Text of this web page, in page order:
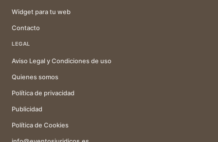
Widget para tu web
Contacto
LEGAL
Aviso Legal y Condiciones de uso
Quienes somos
Política de privacidad
Publicidad
Política de Cookies